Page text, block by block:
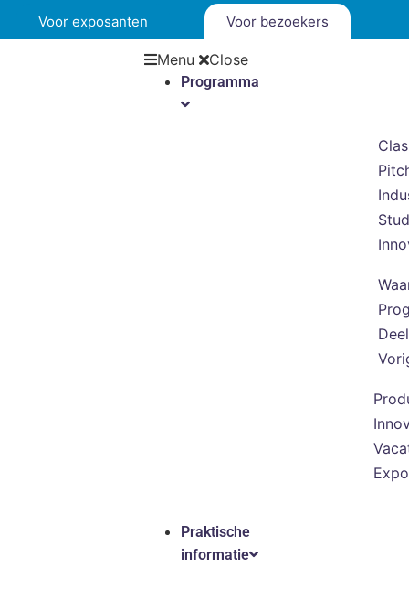
Voor exposanten Voor bezoekers
Menu Close
Programma
Praktische
informatie